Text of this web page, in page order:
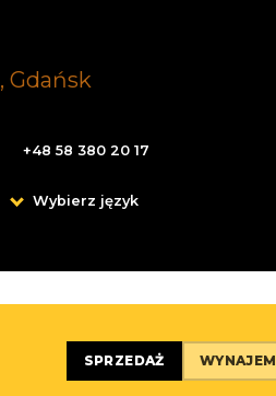
+48 58 380 20 17
Wybierz język
SPRZEDAŻ WYNAJEM